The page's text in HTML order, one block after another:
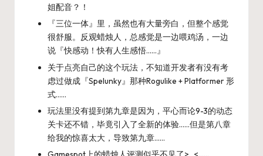
姐配音？！
『三位一体』里，虽然也有大量旁白，但整个感觉
很舒服。反观蜡烛人，总感觉是一边喂鸡汤，一边
说『快感动！快有人生感悟……』
关于点亮自己的这个玩法，不知道开发者有没有考
虑过做成『Spelunky』那种Rogulike + Platformer 形
式……
玩法里没有提到第九章是因为，平心而论9-3的动态
关卡还不错，毕竟引入了全新的体验……但是第八章
给我的惊喜太大，导致第九章……